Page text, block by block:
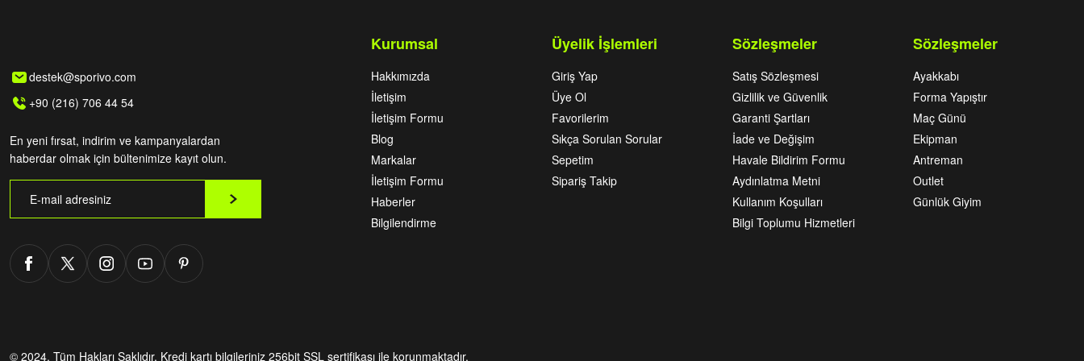
destek@sporivo.com
+90 (216) 706 44 54
En yeni fırsat, indirim ve kampanyalardan
haberdar olmak için bültenimize kayıt olun.
Kurumsal
Hakkımızda
İletişim
İletişim Formu
Blog
Markalar
İletişim Formu
Haberler
Bilgilendirme
Üyelik İşlemleri
Giriş Yap
Üye Ol
Favorilerim
Sıkça Sorulan Sorular
Sepetim
Sipariş Takip
Sözleşmeler
Satış Sözleşmesi
Gizlilik ve Güvenlik
Garanti Şartları
İade ve Değişim
Havale Bildirim Formu
Aydınlatma Metni
Kullanım Koşulları
Bilgi Toplumu Hizmetleri
Sözleşmeler
Ayakkabı
Forma Yapıştır
Maç Günü
Ekipman
Antreman
Outlet
Günlük Giyim
© 2024. Tüm Hakları Saklıdır. Kredi kartı bilgileriniz 256bit SSL sertifikası ile korunmaktadır.